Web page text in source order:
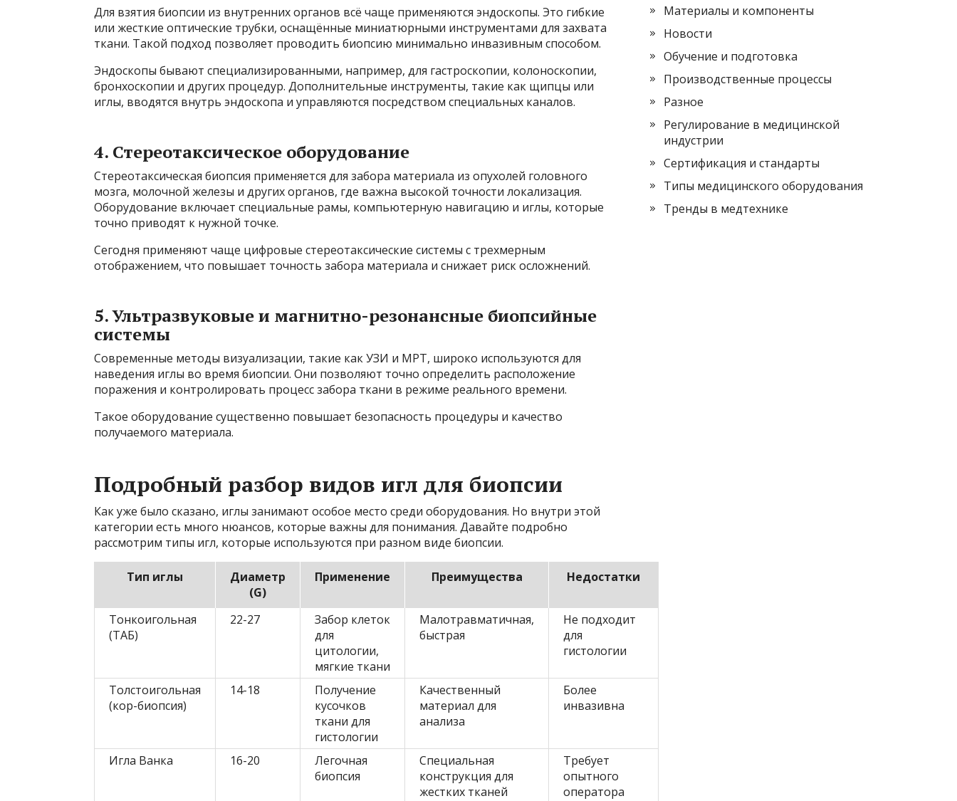
Для взятия биопсии из внутренних органов всё чаще применяются эндоскопы. Это гибкие
или жесткие оптические трубки, оснащённые миниатюрными инструментами для захвата
ткани. Такой подход позволяет проводить биопсию минимально инвазивным способом.
Эндоскопы бывают специализированными, например, для гастроскопии, колоноскопии,
бронхоскопии и других процедур. Дополнительные инструменты, такие как щипцы или
иглы, вводятся внутрь эндоскопа и управляются посредством специальных каналов.
4. Стереотаксическое оборудование
Стереотаксическая биопсия применяется для забора материала из опухолей головного
мозга, молочной железы и других органов, где важна высокой точности локализация.
Оборудование включает специальные рамы, компьютерную навигацию и иглы, которые
точно приводят к нужной точке.
Сегодня применяют чаще цифровые стереотаксические системы с трехмерным
отображением, что повышает точность забора материала и снижает риск осложнений.
5. Ультразвуковые и магнитно-резонансные биопсийные
системы
Современные методы визуализации, такие как УЗИ и МРТ, широко используются для
наведения иглы во время биопсии. Они позволяют точно определить расположение
поражения и контролировать процесс забора ткани в режиме реального времени.
Такое оборудование существенно повышает безопасность процедуры и качество
получаемого материала.
Подробный разбор видов игл для биопсии
Как уже было сказано, иглы занимают особое место среди оборудования. Но внутри этой
категории есть много нюансов, которые важны для понимания. Давайте подробно
рассмотрим типы игл, которые используются при разном виде биопсии.
Тип иглы
Диаметр
(G)
Применение Преимущества Недостатки
Тонкоигольная
(ТАБ)
22-27
Забор клеток
для
цитологии,
мягкие ткани
Малотравматичная,
быстрая
Не подходит
для
гистологии
Толстоигольная
(кор-биопсия)
14-18
Получение
кусочков
ткани для
гистологии
Качественный
материал для
анализа
Более
инвазивна
Игла Ванка 16-20
Легочная
биопсия
Специальная
конструкция для
жестких тканей
Требует
опытного
оператора
Материалы и компоненты
Новости
Обучение и подготовка
Производственные процессы
Разное
Регулирование в медицинской
индустрии
Сертификация и стандарты
Типы медицинского оборудования
Тренды в медтехнике